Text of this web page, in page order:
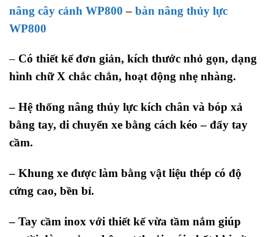
nâng cây cảnh WP800 – bàn nâng thủy lực
WP800
– Có thiết kế đơn giản, kích thước nhỏ gọn, dạng
hình chữ X chắc chắn, hoạt động nhẹ nhàng.
– Hệ thống nâng thủy lực kích chân và bóp xả
bằng tay, di chuyển xe bằng cách kéo – đẩy tay
cầm.
– Khung xe được làm bằng vật liệu thép có độ
cứng cao, bền bỉ.
– Tay cầm inox với thiết kế vừa tầm nắm giúp